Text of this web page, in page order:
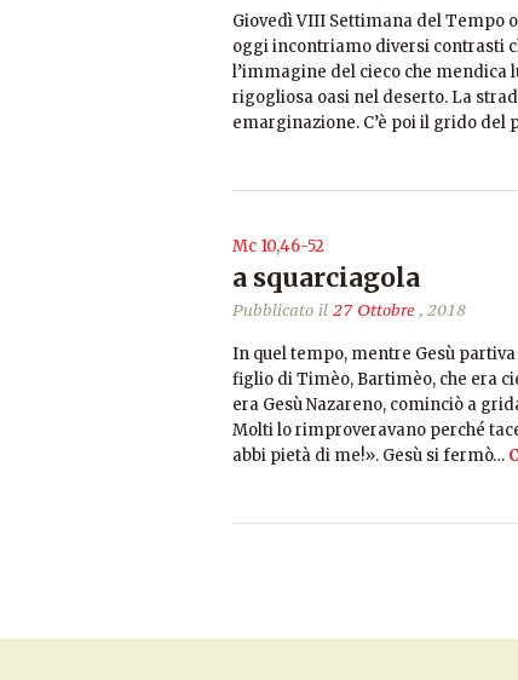
Giovedì VIII Settimana del Tempo
oggi incontriamo diversi contrasti
l’immagine del cieco che mendica
rigogliosa oasi nel deserto. La
emarginazione. C’è poi il grido del
Mc 10,46-52
a squarciagola
Pubblicato il 27 Ottobre, 2018
In quel tempo, mentre Gesù
figlio di Timèo, Bartimèo, che era
era Gesù Nazareno, cominciò a
Molti lo rimproveravano perché
abbi pietà di me!». Gesù si fermò…